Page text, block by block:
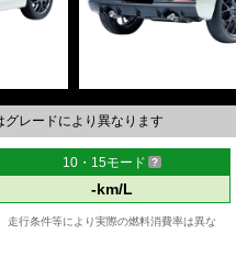
レードにより異なります
10・15モード
-km/L
行条件等により実際の燃料消費率は異な